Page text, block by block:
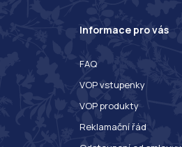
Informace pro vás
FAQ
VOP vstupenky
VOP produkty
Reklamační řád